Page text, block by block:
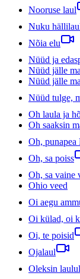
Nooruse laul
Nuku
Nõia elu
Nüüd ja
Nüüd jälle
Nüüd jälle
Nüüd tulge,
Oh laula ja
Oh saaksin
Oh, punapea
Oh, sa poiss
Oh, sa vaine
Ohio veed
Oi aegu
Oi külad, oi
Oi, te poisid
Ojalaul
Oleksin